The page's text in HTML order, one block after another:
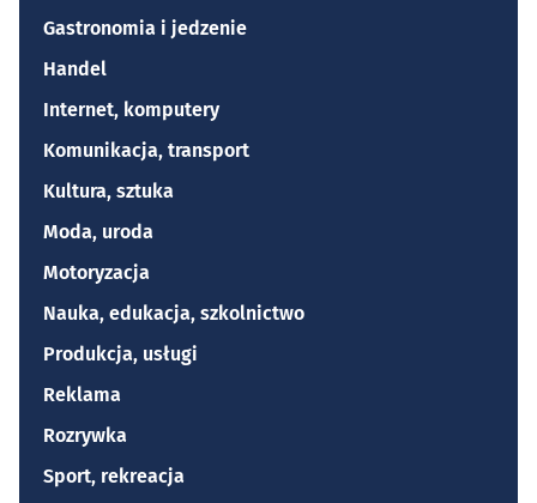
Gastronomia i jedzenie
Handel
Internet, komputery
Komunikacja, transport
Kultura, sztuka
Moda, uroda
Motoryzacja
Nauka, edukacja, szkolnictwo
Produkcja, usługi
Reklama
Rozrywka
Sport, rekreacja